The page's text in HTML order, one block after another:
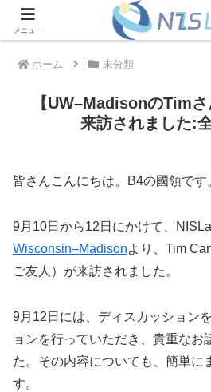
ホーム 未分類
【UW–MadisonのTim
来訪されました:
皆さんこんにちは。B4の國領です
9月10日から12日にかけて、
Wisconsin–Madisonより、Tim
ご友人）が来訪されました。
9月12日には、ディスカッション
ョンを行っていただき、貴重なお
た。その内容についても、簡単に
す。
メニュー